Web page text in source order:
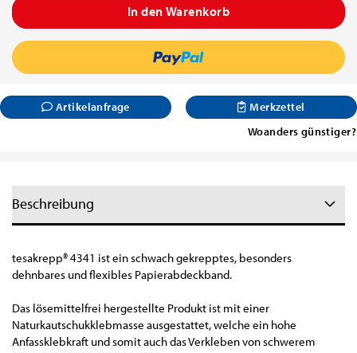
Artikelanfrage
Merkzettel
Woanders günstiger?
Beschreibung
tesakrepp®4341 ist ein schwach gekrepptes, besonders
dehnbares und flexibles Papierabdeckband.
Das lösemittelfrei hergestellte Produkt ist mit einer
Naturkautschukklebmasse ausgestattet, welche ein hohe
Anfassklebkraft und somit auch das Verkleben von schwerem